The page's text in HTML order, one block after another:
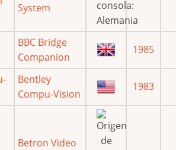
System
BBC Bridge
Companion
1985
Bentley
Compu-Vision
1983
Betron Video